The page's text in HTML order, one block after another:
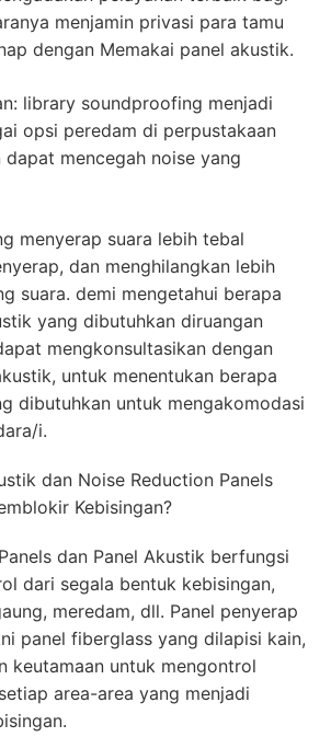
menjamin privasi para tamu
dengan Memakai panel akustik.
library soundproofing menjadi
opsi peredam di perpustakaan
dapat mencegah noise yang
menyerap suara lebih tebal
dan menghilangkan lebih
suara. demi mengetahui berapa
yang dibutuhkan diruangan
mengkonsultasikan dengan
untuk menentukan berapa
dibutuhkan untuk mengakomodasi
i.
dan Noise Reduction Panels
Kebisingan?
dan Panel Akustik berfungsi
dari segala bentuk kebisingan,
meredam, dll. Panel penyerap
panel fiberglass yang dilapisi kain,
keutamaan untuk mengontrol
area-area yang menjadi